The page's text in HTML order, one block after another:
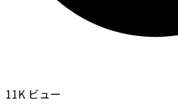
11K ビュー